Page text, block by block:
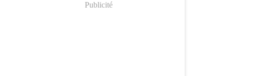
Publicité